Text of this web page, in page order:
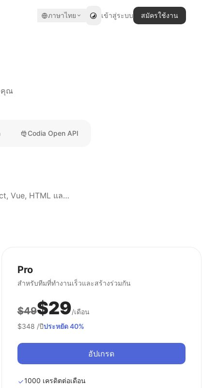
ภาษาไทย เข้าสู่ระบบ สมัครใช้งาน
คุณ
Codia Open API
เปลี่ยนงานออกแบบ Figma ของคุณให้เป็นโค้ดที่สะอาดและตอบสนองได้ - รองรับ React, Vue, HTML และอื่นๆ
Pro
สำหรับทีมที่ทำงานเร็วและสร้างร่วมกัน
$49$29/เดือน
$348 /ปีประหยัด 40%
อัปเกรด
1000 เครดิตต่อเดือน